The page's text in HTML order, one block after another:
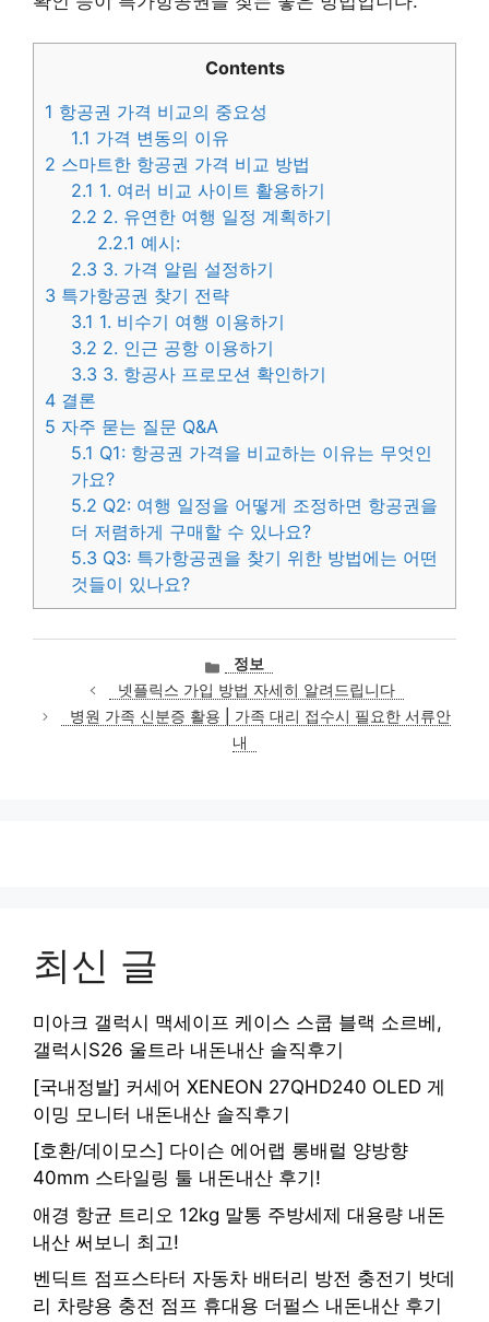
Contents
1 항공권 가격 비교의 중요성
1.1 가격 변동의 이유
2 스마트한 항공권 가격 비교 방법
2.1 1. 여러 비교 사이트 활용하기
2.2 2. 유연한 여행 일정 계획하기
2.2.1 예시:
2.3 3. 가격 알림 설정하기
3 특가항공권 찾기 전략
3.1 1. 비수기 여행 이용하기
3.2 2. 인근 공항 이용하기
3.3 3. 항공사 프로모션 확인하기
4 결론
5 자주 묻는 질문 Q&A
5.1 Q1: 항공권 가격을 비교하는 이유는 무엇인
가요?
5.2 Q2: 여행 일정을 어떻게 조정하면 항공권을
더 저렴하게 구매할 수 있나요?
5.3 Q3: 특가항공권을 찾기 위한 방법에는 어떤
것들이 있나요?
카
테
고
리
정보
넷플릭스 가입 방법 자세히 알려드립니다
병원 가족 신분증 활용 | 가족 대리 접수시 필요한 서류안
내
최신 글
미아크 갤럭시 맥세이프 케이스 스쿱 블랙 소르베,
갤럭시S26 울트라 내돈내산 솔직후기
[국내정발] 커세어 XENEON 27QHD240 OLED 게
이밍 모니터 내돈내산 솔직후기
[호환/데이모스] 다이슨 에어랩 롱배럴 양방향
40mm 스타일링 툴 내돈내산 후기!
애경 항균 트리오 12kg 말통 주방세제 대용량 내돈
내산 써보니 최고!
벤딕트 점프스타터 자동차 배터리 방전 충전기 밧데
리 차량용 충전 점프 휴대용 더펄스 내돈내산 후기